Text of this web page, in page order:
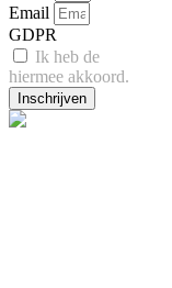
Email
GDPR
Ik heb de
hiermee akkoord.
Inschrijven